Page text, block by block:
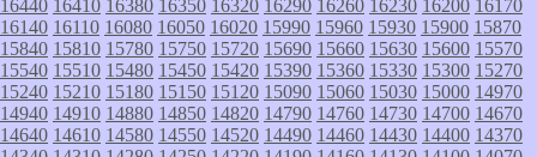
16440 16410 16380 16350 16320 16290 16260 16230 16200 16170
16140 16110 16080 16050 16020 15990 15960 15930 15900 15870
15840 15810 15780 15750 15720 15690 15660 15630 15600 15570
15540 15510 15480 15450 15420 15390 15360 15330 15300 15270
15240 15210 15180 15150 15120 15090 15060 15030 15000 14970
14940 14910 14880 14850 14820 14790 14760 14730 14700 14670
14640 14610 14580 14550 14520 14490 14460 14430 14400 14370